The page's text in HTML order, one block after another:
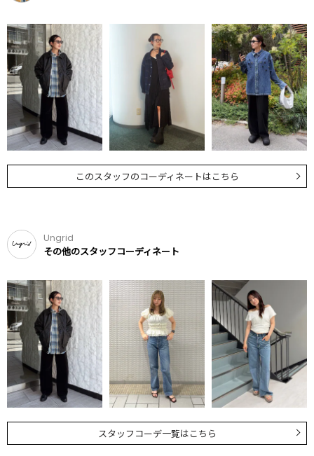
このスタッフのコーディネートはこちら
Ungrid
その他のスタッフコーディネート
スタッフコーデ一覧はこちら